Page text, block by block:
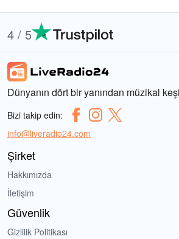
4 / 5
Dünyanın dört bir yanından müzikal
Bizi takip edin:
info@liveradio24.com
Şirket
Hakkımızda
İletişim
Güvenlik
Gizlilik Politikası